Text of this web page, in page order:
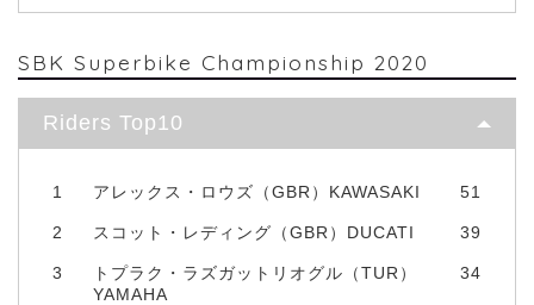
SBK Superbike Championship 2020
Riders Top10
1 アレックス・ロウズ（GBR）KAWASAKI 51
2 スコット・レディング（GBR）DUCATI 39
3
トプラク・ラズガットリオグル（TUR）
YAMAHA
34